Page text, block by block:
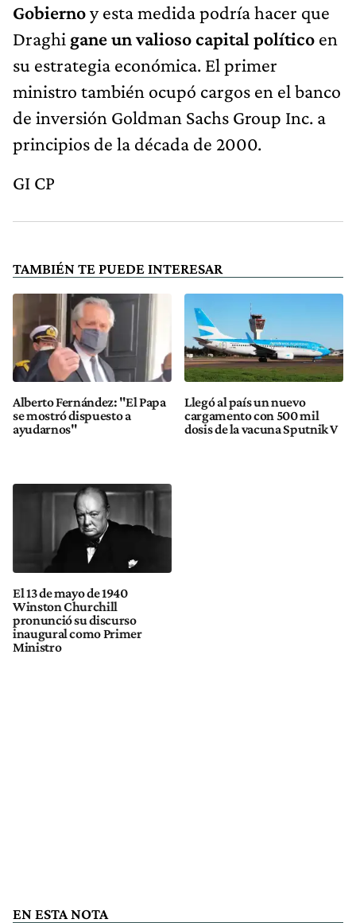
Gobiernoy esta medida podría hacer que
Draghi gane un valioso capital político en
su estrategia económica. El primer
ministro también ocupó cargos en el banco
de inversión Goldman Sachs Group Inc. a
principios de la década de 2000.
GI CP
TAMBIÉN TE PUEDE INTERESAR
Alberto Fernández: "El Papa
se mostró dispuesto a
ayudarnos"
Llegó al país un nuevo
cargamento con 500 mil
dosis de la vacuna Sputnik V
El 13 de mayo de 1940
Winston Churchill
pronunció su discurso
inaugural como Primer
Ministro
EN ESTA NOTA